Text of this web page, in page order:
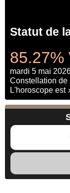
Statut de
85.27%
mardi 5 mai
Constellation de
L'horoscope est